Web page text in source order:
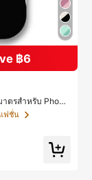
฿6
ตรสำหรับ Phone
Max, 15 Pro M
และน่าสนใจ, เข้
ดีไซน์หรูหรา
นอุดมคติสำหรับค
งานและวันเกิดสำ
ฟชั่น